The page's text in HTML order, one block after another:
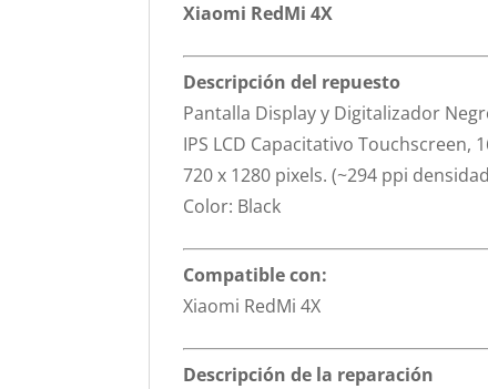
Xiaomi RedMi 4X
Descripción del repuesto
Pantalla Display y Digitalizador
IPS LCD Capacitativo Touchscreen,
720 x 1280 pixels. (~294 ppi
Color: Black
Compatible con:
Xiaomi RedMi 4X
Descripción de la reparación